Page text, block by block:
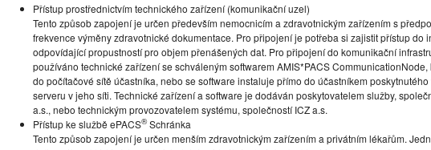
Přístup prostřednictvím technického zařízení (komunikační uzel)
Tento způsob zapojení je určen především nemocnicím a zdravotnickým zařízením s
frekvence výměny zdravotnické dokumentace. Pro připojení je potřeba si zajistit přístup do
odpovídající propustností pro objem přenášených dat. Pro připojení do komunikační
používáno technické zařízení se schváleným softwarem AMIS*PACS
do počítačové sítě účastníka, nebo se software instaluje přímo do účastníkem
serveru v jeho síti. Technické zařízení a software je dodáván poskytovatelem služby,
a.s., nebo technickým provozovatelem systému, společností ICZ a.s.
Přístup ke službě ePACS®Schránka
Tento způsob zapojení je určen menším zdravotnickým zařízením a privátním lékařům.